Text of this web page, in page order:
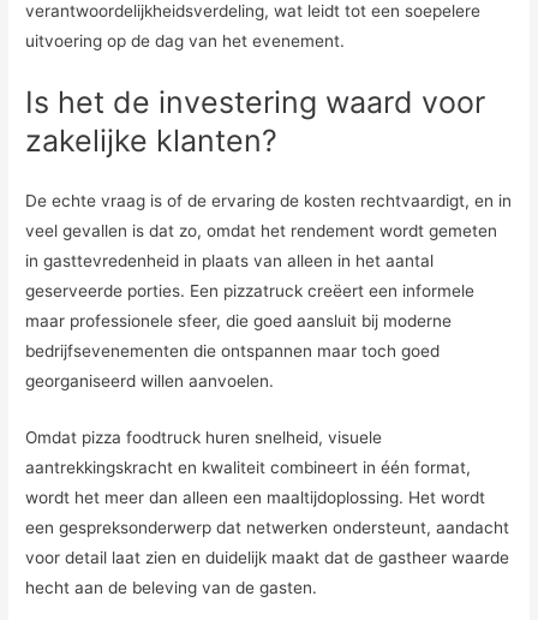
verantwoordelijkheidsverdeling, wat leidt tot een soepelere
uitvoering op de dag van het evenement.
Is het de investering waard voor
zakelijke klanten?
De echte vraag is of de ervaring de kosten rechtvaardigt, en in
veel gevallen is dat zo, omdat het rendement wordt gemeten
in gasttevredenheid in plaats van alleen in het aantal
geserveerde porties. Een pizzatruck creëert een informele
maar professionele sfeer, die goed aansluit bij moderne
bedrijfsevenementen die ontspannen maar toch goed
georganiseerd willen aanvoelen.
Omdat pizza foodtruck huren snelheid, visuele
aantrekkingskracht en kwaliteit combineert in één format,
wordt het meer dan alleen een maaltijdoplossing. Het wordt
een gespreksonderwerp dat netwerken ondersteunt, aandacht
voor detail laat zien en duidelijk maakt dat de gastheer waarde
hecht aan de beleving van de gasten.